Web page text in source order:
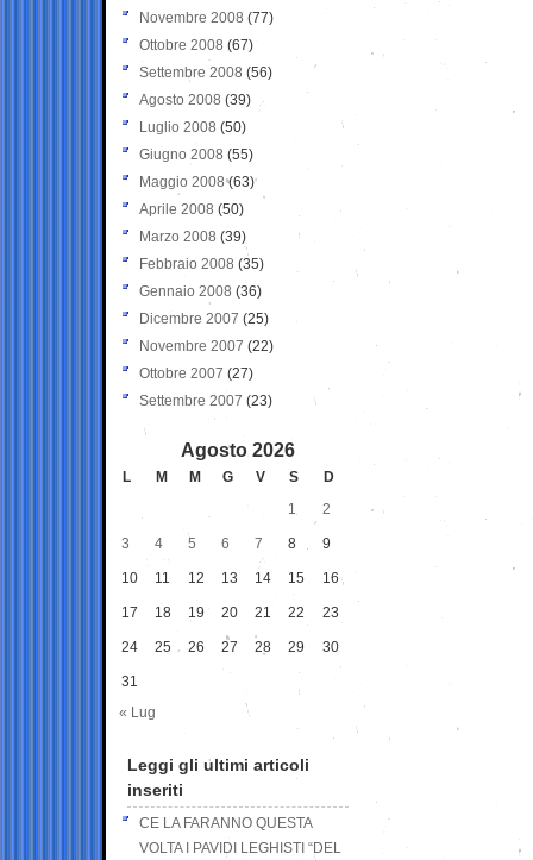
Novembre 2008 (77)
Ottobre 2008 (67)
Settembre 2008 (56)
Agosto 2008 (39)
Luglio 2008 (50)
Giugno 2008 (55)
Maggio 2008(63)
Aprile 2008 (50)
Marzo 2008 (39)
Febbraio 2008 (35)
Gennaio 2008 (36)
Dicembre 2007 (25)
Novembre 2007 (22)
Ottobre 2007 (27)
Settembre 2007 (23)
Agosto 2026
L M M G V S
D
1
2
3 4 5 6 7 8 9
10 11 12 13 14 15 16
17 18 19 20 21 22 23
24 25 26 27 28 29 30
31
« Lug
Leggi gli ultimi articoli
inseriti
CE LA FARANNO QUESTA
VOLTA I PAVIDI LEGHISTI “DEL